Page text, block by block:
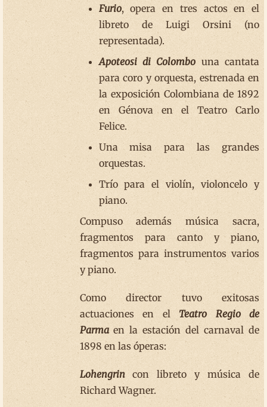
Furio, opera en tres actos en el
libreto de Luigi Orsini (no
representada).
Apoteosi di Colombo una cantata
para coro y orquesta, estrenada en
la exposición Colombiana de 1892
en Génova en el Teatro Carlo
Felice.
Una misa para las grandes
orquestas.
Trío para el violín, violoncelo y
piano.
Compuso además música sacra,
fragmentos para canto y piano,
fragmentos para instrumentos varios
y piano.
Como director tuvo exitosas
actuaciones en elTeatro Regio de
Parmaen la estación del carnaval de
1898 en las óperas:
Lohengrincon libreto y música de
Richard Wagner.